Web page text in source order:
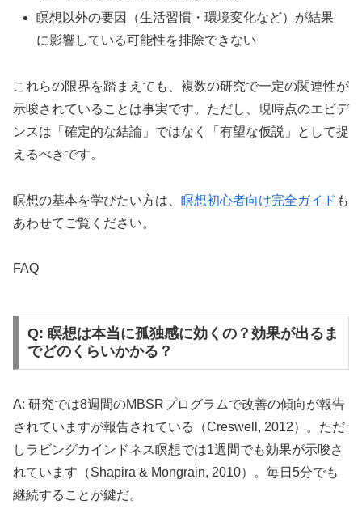
瞑想以外の要因（生活習慣・環境変化など）が結果
に影響している可能性を排除できない
これらの限界を踏まえても、複数の研究で一定の関連性が
示唆されていることは事実です。ただし、現時点のエビデ
ンスは「確定的な結論」ではなく「有望な仮説」として捉
えるべきです。
瞑想の基本を学びたい方は、 瞑想初心者向け完全ガイド も
あわせてご覧ください。
FAQ
Q: 瞑想は本当に孤独感に効くの？効果が出るま
でどのくらいかかる？
A: 研究では8週間のMBSRプログラムで改善の傾向が報告
されていますが報告されている（Creswell, 2012）。ただ
しラビングカインドネス瞑想では1週間でも効果が示唆さ
れています（Shapira & Mongrain, 2010）。毎日5分でも
継続することが鍵だ。